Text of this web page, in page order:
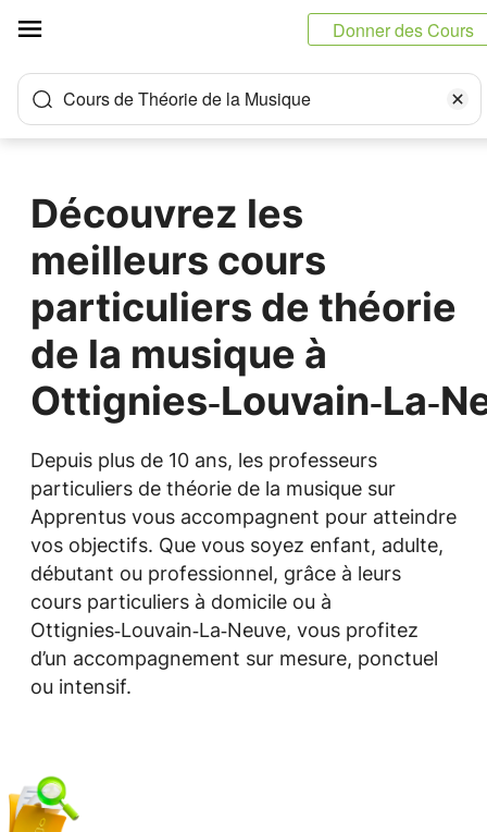
Donner des Cours
Cours de Théorie de la Musique
Découvrez les
meilleurs cours
particuliers de théorie
de la musique à
Depuis plus de 10 ans, les professeurs
particuliers de théorie de la musique sur
Apprentus vous accompagnent pour atteindre
vos objectifs. Que vous soyez enfant, adulte,
débutant ou professionnel, grâce à leurs
cours particuliers à domicile ou à
Ottignies‑Louvain‑La‑Neuve, vous profitez
d’un accompagnement sur mesure, ponctuel
ou intensif.